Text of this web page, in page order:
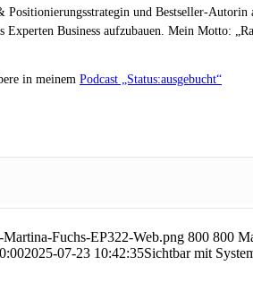
Positionierungsstrategin und Bestseller-
Business aufzubauen. Mein Motto:
in meinem Podcast „Status:ausgebucht“
Fuchs-EP322-Web.png 800 800
2025-07-23 10:42:35Sichtbar mit